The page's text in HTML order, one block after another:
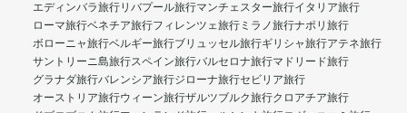
エディンバラ旅行リバプール旅行マンチェスター旅行イタリア旅行
ローマ旅行ベネチア旅行フィレンツェ旅行 ミラノ旅行ナポリ旅行
ボローニャ旅行ベルギー旅行ブリュッセル旅行ギリシャ旅行アテネ旅行
サントリーニ島旅行スペイン旅行バルセロナ旅行マドリード旅行
グラナダ旅行バレンシア旅行ジローナ旅行セビリア旅行
オーストリア旅行ウィーン旅行ザルツブルク旅行クロアチア旅行